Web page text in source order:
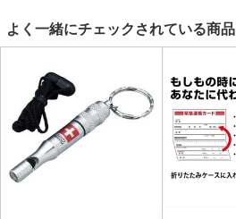
よく一緒にチェックされている商品